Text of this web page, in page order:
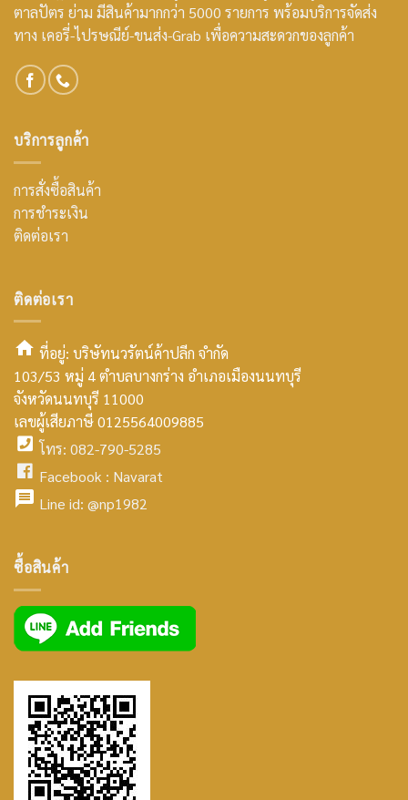
ตาลปัตร ย่าม มีสินค้ามากกว่า 5000 รายการ พร้อมบริการจัดส่ง
ทาง เคอรี่-ไปรษณีย์-ขนส่ง-Grab เพื่อความสะดวกของลูกค้า
บริการลูกค้า
การสั่งซื้อสินค้า
การชำระเงิน
ติดต่อเรา
ติดต่อเรา
smt2
home
icon
ที่อยู่: บริษัทนวรัตน์ค้าปลีก จำกัด
103/53 หมู่ 4 ตำบลบางกร่าง อำเภอเมืองนนทบุรี
จังหวัดนนทบุรี 11000
เลขผู้เสียภาษี 0125564009885
facebook
icon
โทร: 082-790-5285
facebook
Facebook : Navarat
icon
Line id: @np1982
ซื้อสินค้า